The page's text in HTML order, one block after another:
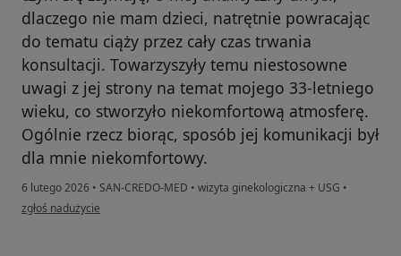
dlaczego nie mam dzieci, natrętnie powracając
do tematu ciąży przez cały czas trwania
konsultacji. Towarzyszyły temu niestosowne
uwagi z jej strony na temat mojego 33-letniego
wieku, co stworzyło niekomfortową atmosferę.
Ogólnie rzecz biorąc, sposób jej komunikacji był
dla mnie niekomfortowy.
6 lutego 2026 • SAN-CREDO-MED • wizyta ginekologiczna + USG •
w opinii użytkownika Liliia
zgłoś nadużycie